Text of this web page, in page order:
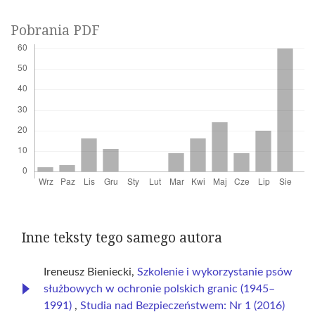
Pobrania PDF
Inne teksty tego samego autora
Ireneusz Bieniecki, Szkolenie i wykorzystanie psów
służbowych w ochronie polskich granic (1945–
1991) , Studia nad Bezpieczeństwem: Nr 1 (2016)